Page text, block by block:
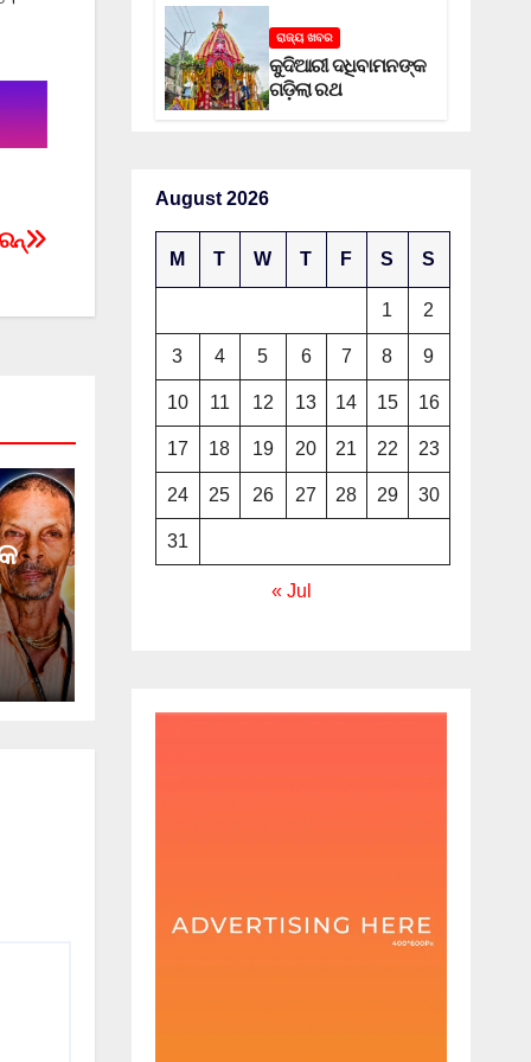
ରାଜ୍ୟ ଖବର
କୁଦିଆରୀ ଦଧିବାମନଙ୍କ
ଗଡ଼ିଲା ରଥ
August 2026
M T W T F S S
1 2
3 4 5 6 7 8 9
10 11 12 13 14 15 16
17 18 19 20 21 22 23
24 25 26 27 28 29 30
31
« Jul